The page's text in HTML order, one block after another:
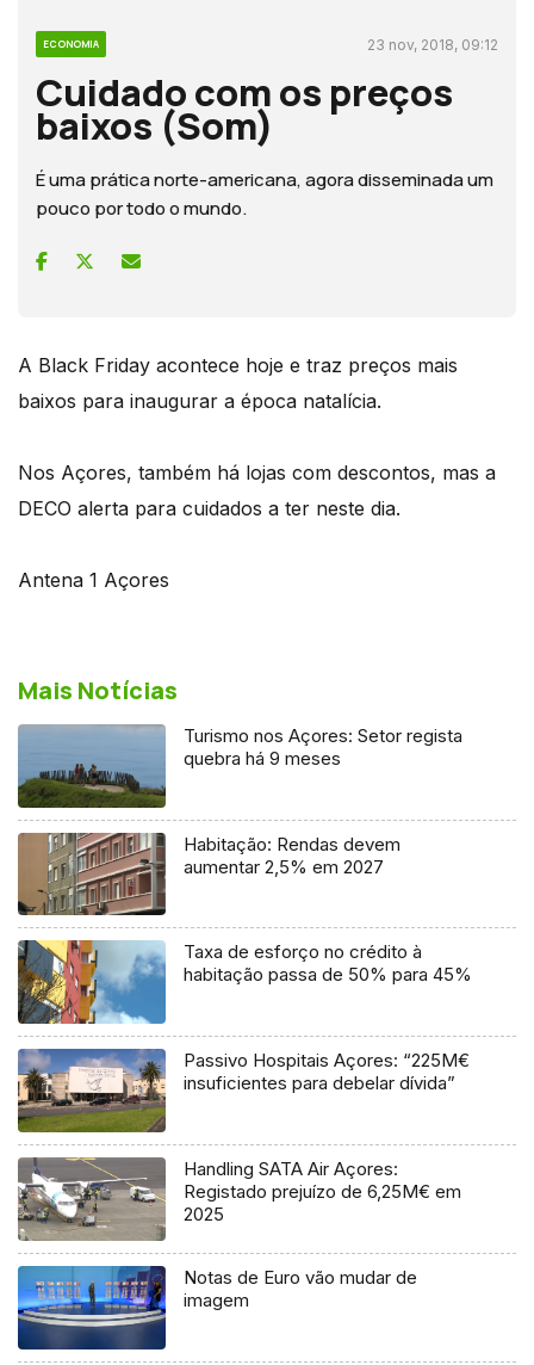
ECONOMIA 23 nov, 2018, 09:12
Cuidado com os preços
baixos (Som)
É uma prática norte-americana, agora disseminada um
pouco por todo o mundo.
A Black Friday acontece hoje e traz preços mais
baixos para inaugurar a época natalícia.
Nos Açores, também há lojas com descontos, mas a
DECO alerta para cuidados a ter neste dia.
Antena 1 Açores
Mais Notícias
Turismo nos Açores: Setor regista
quebra há 9 meses
Habitação: Rendas devem
aumentar 2,5% em 2027
Taxa de esforço no crédito à
habitação passa de 50% para 45%
Passivo Hospitais Açores: “225M€
insuficientes para debelar dívida”
Handling SATA Air Açores:
Registado prejuízo de 6,25M€ em
2025
Notas de Euro vão mudar de
imagem